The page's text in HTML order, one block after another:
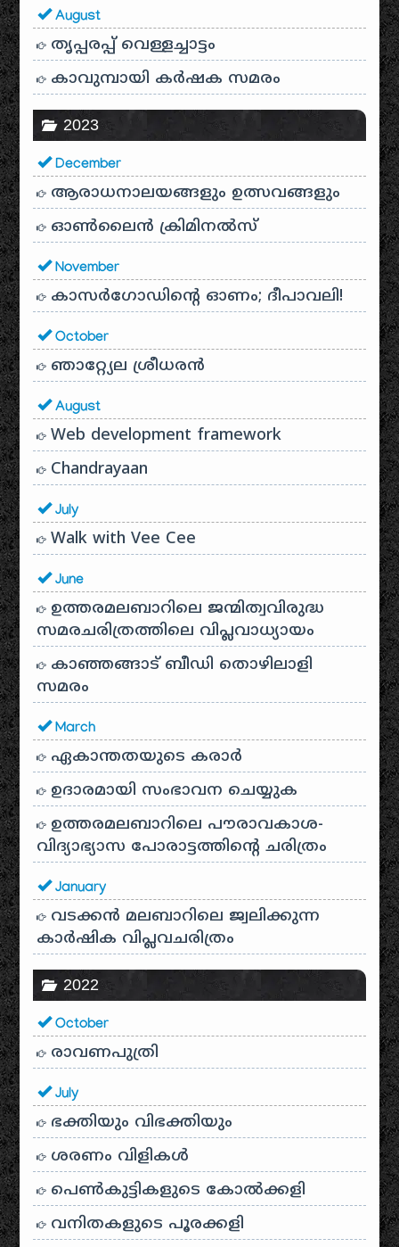
August
തൃപ്പരപ്പ് വെള്ളച്ചാട്ടം
കാവുമ്പായി കർഷക സമരം
2023
December
ആരാധനാലയങ്ങളും ഉത്സവങ്ങളും
ഓൺലൈൻ ക്രിമിനൽസ്
November
കാസർഗോഡിൻ്റെ ഓണം; ദീപാവലി!
October
ഞാറ്റ്യേല ശ്രീധരൻ
August
Web development framework
Chandrayaan
July
Walk with Vee Cee
June
ഉത്തരമലബാറിലെ ജന്മിത്വവിരുദ്ധ
സമരചരിത്രത്തിലെ വിപ്ലവാധ്യായം
കാഞ്ഞങ്ങാട് ബീഡി തൊഴിലാളി
സമരം
March
ഏകാന്തതയുടെ കരാർ
ഉദാരമായി സംഭാവന ചെയ്യുക
ഉത്തരമലബാറിലെ പൗരാവകാശ-
വിദ്യാഭ്യാസ പോരാട്ടത്തിന്റെ ചരിത്രം
January
വടക്കൻ മലബാറിലെ ജ്വലിക്കുന്ന
കാർഷിക വിപ്ലവചരിത്രം
2022
October
രാവണപുത്രി
July
ഭക്തിയും വിഭക്തിയും
ശരണം വിളികൾ
പെൺകുട്ടികളുടെ കോൽക്കളി
വനിതകളുടെ പൂരക്കളി